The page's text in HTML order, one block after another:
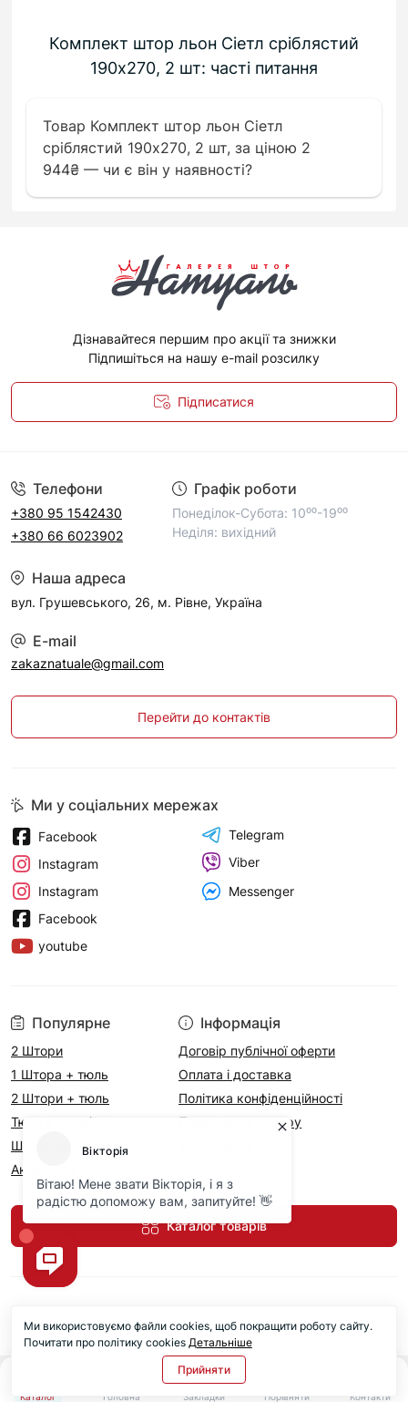
Каталог Головна Закладки
0
Порівняти Контакти
Комплект штор льон Сіетл сріблястий
190х270, 2 шт: часті питання
Товар Комплект штор льон Сіетл
сріблястий 190х270, 2 шт, за ціною 2
944₴ — чи є він у наявності?
Дізнавайтеся першим про акції та знижки
Підпишіться на нашу e-mail розсилку
Підписатися
Телефони
+380 95 1542430
+380 66 6023902
Графік роботи
Понеділок-Субота: 10⁰⁰-19⁰⁰
Неділя: вихідний
Наша адреса
вул. Грушевського, 26, м. Рівне, Україна
E-mail
zakaznatuale@gmail.com
Перейти до контактів
Популярне
2 Штори
1 Штора + тюль
2 Штори + тюль
Тюль в розмірах
Штори на метраж
Аксесуари
Інформація
Договір публічної оферти
Оплата і доставка
Політика конфіденційності
Повернення товару
Каталог товарів
Ми у соціальних мережах
Facebook
Instagram
Instagram
Facebook
youtube
Telegram
Viber
Messenger
Ми використовуємо файли cookies, щоб покращити роботу сайту.
Почитати про політику cookies Детальніше
Прийняти